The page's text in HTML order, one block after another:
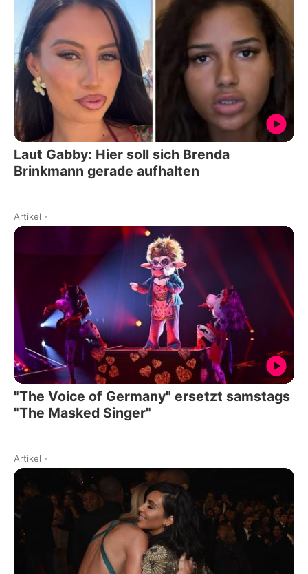
Laut Gabby: Hier soll sich Brenda
Brinkmann gerade aufhalten
Artikel -
"The Voice of Germany" ersetzt samstags
"The Masked Singer"
Artikel -